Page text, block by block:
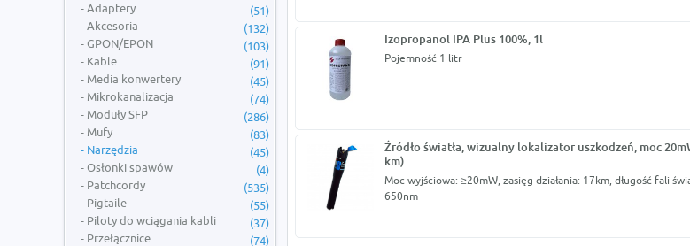
Adaptery
(51)
Akcesoria
(132)
GPON/EPON
(103)
Kable
(91)
Media konwertery
(45)
Mikrokanalizacja
(74)
Moduły SFP
(286)
Mufy
(83)
Narzędzia
(45)
Osłonki spawów
(4)
Patchcordy
(535)
Pigtaile
(55)
Piloty do wciągania kabli
(37)
Przełącznice
(74)
Izopropanol IPA Plus 100%, 1l
Pojemność 1 litr
Źródło światła, wizualny lokalizator uszkodzeń, moc
km)
Moc wyjściowa: ≥20mW, zasięg działania: 17km, długość fali
650nm